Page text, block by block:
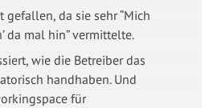
da sie sehr “Mich
da mal hin” vermittelte.
wie die Betreiber das
handhaben. Und
für